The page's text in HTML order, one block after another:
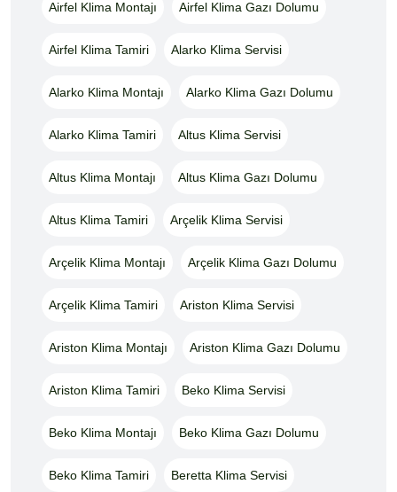
Airfel Klima Montajı Airfel Klima Gazı Dolumu
Airfel Klima Tamiri Alarko Klima Servisi
Alarko Klima Montajı Alarko Klima Gazı Dolumu
Alarko Klima Tamiri Altus Klima Servisi
Altus Klima Montajı Altus Klima Gazı Dolumu
Altus Klima Tamiri Arçelik Klima Servisi
Arçelik Klima Montajı Arçelik Klima Gazı Dolumu
Arçelik Klima Tamiri Ariston Klima Servisi
Ariston Klima Montajı Ariston Klima Gazı Dolumu
Ariston Klima Tamiri Beko Klima Servisi
Beko Klima Montajı Beko Klima Gazı Dolumu
Beko Klima Tamiri Beretta Klima Servisi